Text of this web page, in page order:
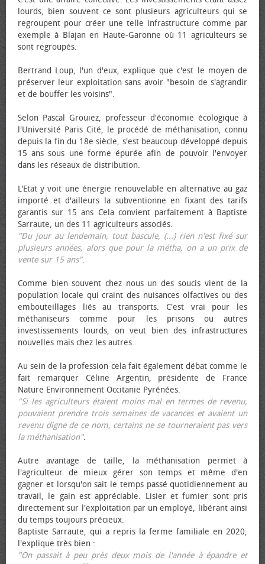
lourds, bien souvent ce sont plusieurs agriculteurs qui se
regroupent pour créer une telle infrastructure comme par
exemple à Blajan en Haute-Garonne où 11 agriculteurs se
sont regroupés.
Bertrand Loup, l'un d'eux, explique que c'est le moyen de
préserver leur exploitation sans avoir "besoin de s'agrandir
et de bouffer les voisins".
Selon Pascal Grouiez, professeur d'économie écologique à
l'Université Paris Cité, le procédé de méthanisation, connu
depuis la fin du 18e siècle, s'est beaucoup développé depuis
15 ans sous une forme épurée afin de pouvoir l'envoyer
dans les réseaux de distribution.
L'Etat y voit une énergie renouvelable en alternative au gaz
importé et d'ailleurs la subventionne en fixant des tarifs
garantis sur 15 ans Cela convient parfaitement à Baptiste
Sarraute, un des 11 agriculteurs associés.
"Du jour au lendemain, tout bascule, (...) rien n'est fixé sur
plusieurs années, alors que pour la métha, on a un prix de
vente sur 15 ans".
Comme bien souvent chez nous un des soucis vient de la
population locale qui craint des nuisances olfactives ou des
embouteillages liés au transports. C'est vrai pour les
méthaniseurs comme pour les prisons ou autres
investissements lourds, on veut bien des infrastructures
nouvelles mais chez les autres.
Au sein de la profession cela fait également débat comme le
fait remarquer Céline Argentin, présidente de France
Nature Environnement Occitanie Pyrénées.
"Si les agriculteurs étaient moins mal en termes de revenu,
pouvaient prendre trois semaines de vacances et avaient un
revenu digne de ce nom, certains ne se tourneraient pas vers
la méthanisation".
Autre avantage de taille, la méthanisation permet à
l'agriculteur de mieux gérer son temps et même d'en
gagner et lorsqu'on sait le temps passé quotidiennement au
travail, le gain est appréciable. Lisier et fumier sont pris
directement sur l'exploitation par un employé, libérant ainsi
du temps toujours précieux.
Baptiste Sarraute, qui a repris la ferme familiale en 2020,
l'explique très bien :
"On passait à peu près deux mois de l'année à épandre et